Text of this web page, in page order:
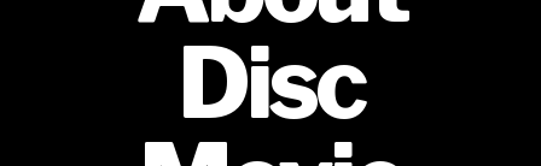
Disc